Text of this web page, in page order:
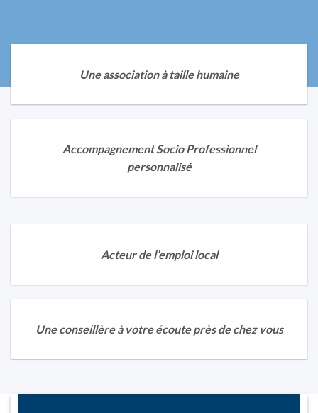
Une association à taille humaine
Accompagnement Socio Professionnel
personnalisé
Acteur de l’emploi local
Une conseillère à votre écoute près de chez vous